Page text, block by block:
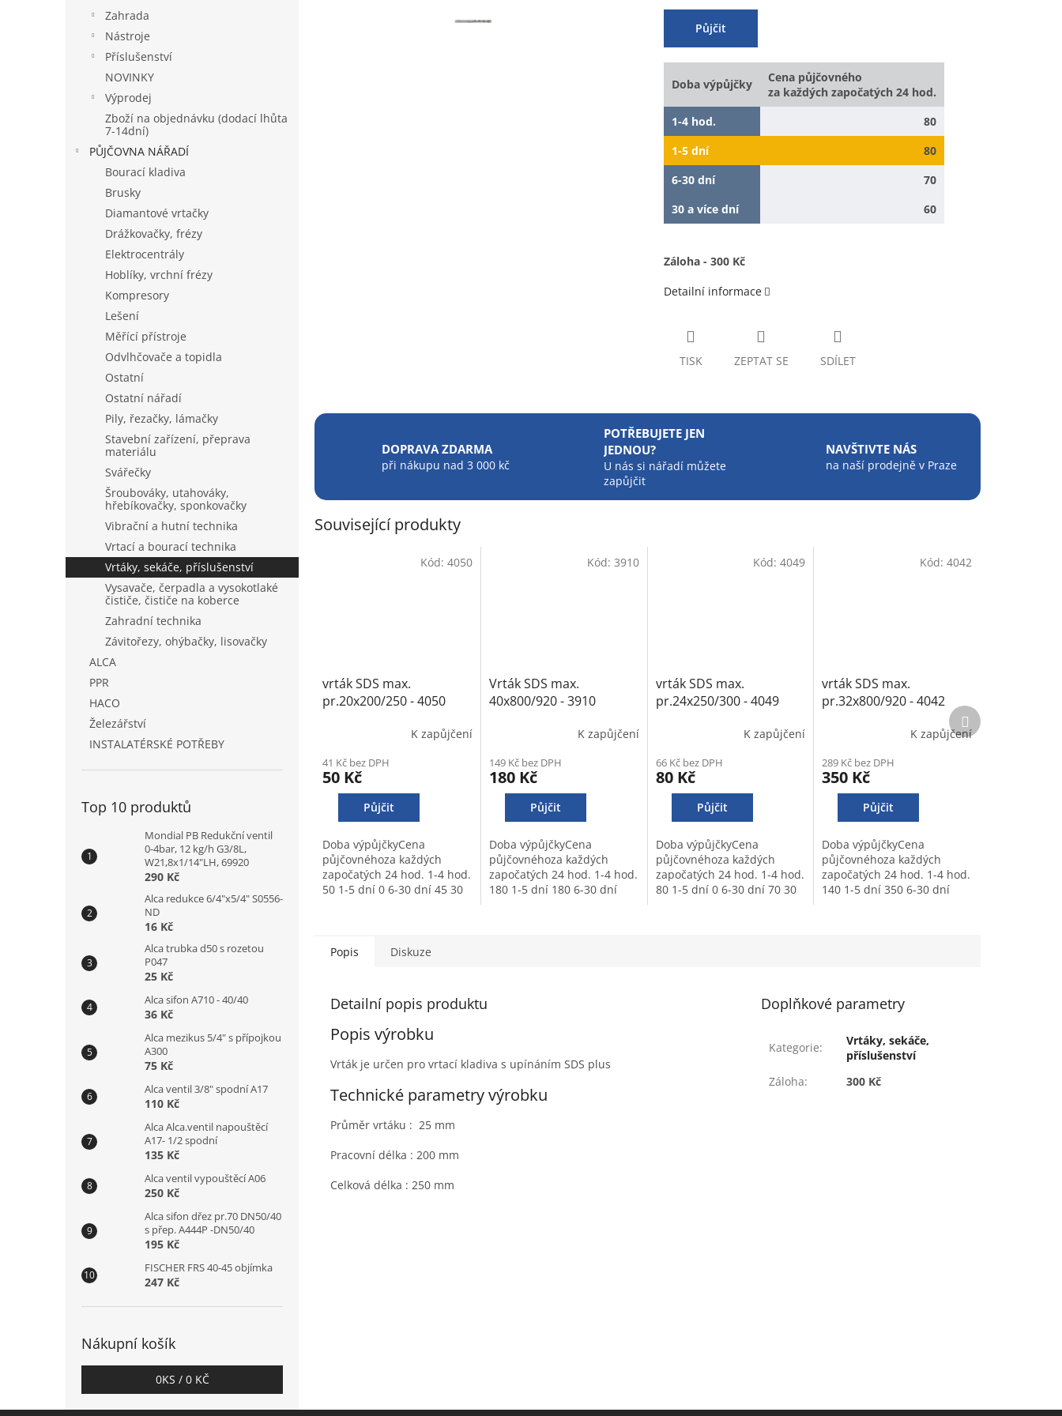
Zahrada
Nástroje
Příslušenství
NOVINKY
Výprodej
Zboží na objednávku (dodací lhůta
7-14dní)
PŮJČOVNA NÁŘADÍ
Bourací kladiva
Brusky
Diamantové vrtačky
Drážkovačky, frézy
Elektrocentrály
Hoblíky, vrchní frézy
Kompresory
Lešení
Měřící přístroje
Odvlhčovače a topidla
Ostatní
Ostatní nářadí
Pily, řezačky, lámačky
Stavební zařízení, přeprava
materiálu
Svářečky
Šroubováky, utahováky,
hřebíkovačky, sponkovačky
Vibrační a hutní technika
Vrtací a bourací technika
Vrtáky, sekáče, příslušenství
Vysavače, čerpadla a vysokotlaké
čističe, čističe na koberce
Zahradní technika
Závitořezy, ohýbačky, lisovačky
ALCA
PPR
HACO
Železářství
INSTALATÉRSKÉ POTŘEBY
Top 10 produktů
Mondial PB Redukční ventil
0-4bar, 12 kg/h G3/8L,
W21,8x1/14"LH, 69920
290 Kč
Alca redukce 6/4"x5/4" S0556-
ND
16 Kč
Alca trubka d50 s rozetou
P047
25 Kč
Alca sifon A710 - 40/40
36 Kč
Alca mezikus 5/4" s přípojkou
A300
75 Kč
Alca ventil 3/8" spodní A17
110 Kč
Alca Alca.ventil napouštěcí
A17- 1/2 spodní
135 Kč
Alca ventil vypouštěcí A06
250 Kč
Alca sifon dřez pr.70 DN50/40
s přep. A444P -DN50/40
195 Kč
FISCHER FRS 40-45 objímka
247 Kč
Nákupní košík
0KS / 0 KČ
Půjčit
Doba výpůjčky
Cena půjčovného
za každých započatých 24 hod.
1-4 hod.
80
1-5 dní
80
6-30 dní
70
30 a více dní
60
Záloha - 300 Kč
Detailní informace
TISK ZEPTAT SE SDÍLET
DOPRAVA ZDARMA
při nákupu nad 3 000 kč
POTŘEBUJETE JEN
JEDNOU?
U nás si nářadí můžete
zapůjčit
NAVŠTIVTE NÁS
na naší prodejně v Praze
Související produkty
vrták SDS max.
pr.20x200/250 - 4050
K zapůjčení
41 Kč bez DPH
50 Kč
Půjčit
Doba výpůjčkyCena
půjčovnéhoza každých
započatých 24 hod. 1-4 hod.
50 1-5 dní 0 6-30 dní 45 30
Kód: 4050
Vrták SDS max.
40x800/920 - 3910
K zapůjčení
149 Kč bez DPH
180 Kč
Půjčit
Doba výpůjčkyCena
půjčovnéhoza každých
započatých 24 hod. 1-4 hod.
180 1-5 dní 180 6-30 dní
Kód: 3910
vrták SDS max.
pr.24x250/300 - 4049
K zapůjčení
66 Kč bez DPH
80 Kč
Půjčit
Doba výpůjčkyCena
půjčovnéhoza každých
započatých 24 hod. 1-4 hod.
80 1-5 dní 0 6-30 dní 70 30
Kód:4049
vrták SDS max.
pr.32x800/920 - 4042
K zapůjčení
289 Kč bez DPH
350 Kč
Půjčit
Doba výpůjčkyCena
půjčovnéhoza každých
započatých 24 hod. 1-4 hod.
140 1-5 dní 350 6-30 dní
Kód: 4042
Další
produkt
Popis Diskuze
Detailní popis produktu
Popis výrobku
Vrták je určen pro vrtací kladiva s upínáním SDS plus
Technické parametry výrobku
Průměr vrtáku : 25 mm
Pracovní délka : 200 mm
Celková délka : 250 mm
Doplňkové parametry
Kategorie:
Vrtáky, sekáče,
příslušenství
Záloha: 300 Kč